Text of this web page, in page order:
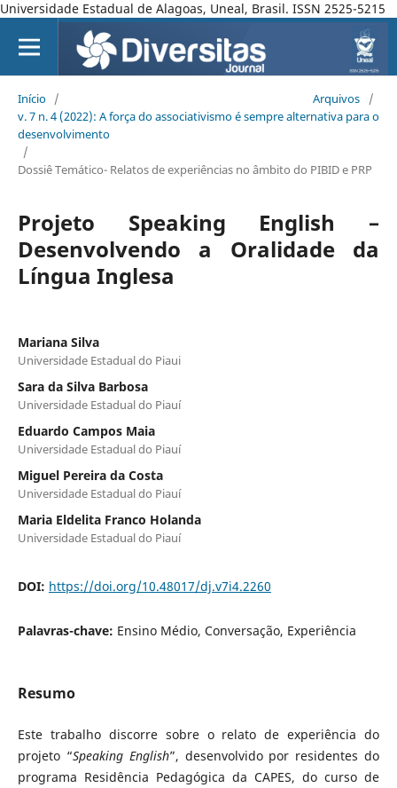
Universidade Estadual de Alagoas, Uneal, Brasil. ISSN 2525-5215
Início / Arquivos
/
v. 7 n. 4 (2022): A força do associativismo é sempre alternativa para o
desenvolvimento
/
Dossiê Temático- Relatos de experiências no âmbito do PIBID e PRP
Projeto Speaking English –
Desenvolvendo a Oralidade da
Língua Inglesa
Mariana Silva
Universidade Estadual do Piaui
Sara da Silva Barbosa
Universidade Estadual do Piauí
Eduardo Campos Maia
Universidade Estadual do Piauí
Miguel Pereira da Costa
Universidade Estadual do Piauí
Maria Eldelita Franco Holanda
Universidade Estadual do Piauí
DOI: https://doi.org/10.48017/dj.v7i4.2260
Palavras-chave: Ensino Médio, Conversação, Experiência
Resumo
Este trabalho discorre sobre o relato de experiência do
projeto “Speaking English”, desenvolvido por residentes do
programa Residência Pedagógica da CAPES, do curso de